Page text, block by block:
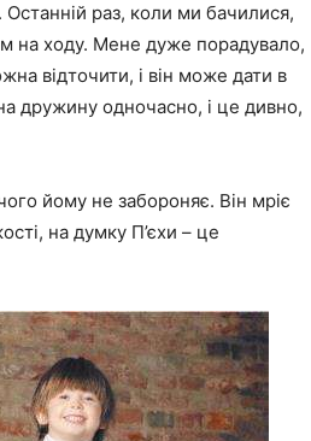
раз, коли ми бачилися,
на ходу. Мене дуже порадувало,
відточити, і він може дати в
дружину одночасно, і це дивно,
йому не забороняє. Він мріє
на думку П’єхи – це